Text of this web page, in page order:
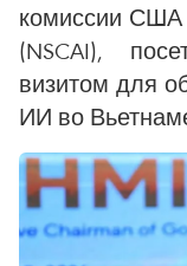
комиссии США
(NSCAI),
визитом для
ИИ во